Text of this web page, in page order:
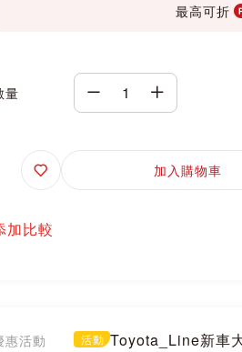
最高可折
量
加入購物車
追
蹤
加比較
惠活動 活動 Toyota_Line新車